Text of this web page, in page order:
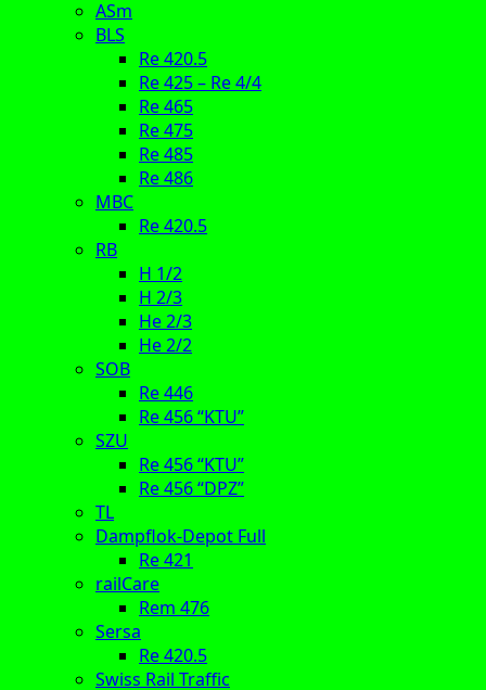
ASm
BLS
Re 420.5
Re 425 – Re 4/4
Re 465
Re 475
Re 485
Re 486
MBC
Re 420.5
RB
H 1/2
H 2/3
He 2/3
He 2/2
SOB
Re 446
Re 456 “KTU”
SZU
Re 456 “KTU”
Re 456 “DPZ”
TL
Dampflok-Depot Full
Re 421
railCare
Rem 476
Sersa
Re 420.5
Swiss Rail Traffic